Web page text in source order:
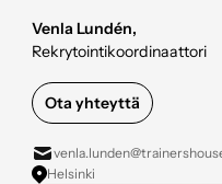
Venla Lundén,
Rekrytointikoordinaattori
Ota yhteyttä
Helsinki